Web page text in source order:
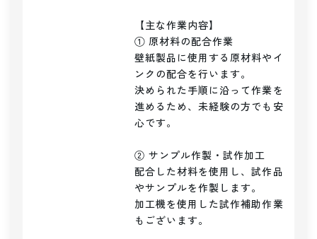
【主な作業内容】
① 原材料の配合作業
壁紙製品に使用する原材料やイ
ンクの配合を行います。
決められた手順に沿って作業を
進めるため、未経験の方でも安
心です。
② サンプル作製・試作加工
配合した材料を使用し、試作品
やサンプルを作製します。
加工機を使用した試作補助作業
もございます。